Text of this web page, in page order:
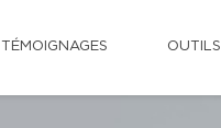
TÉMOIGNAGES OUTILS